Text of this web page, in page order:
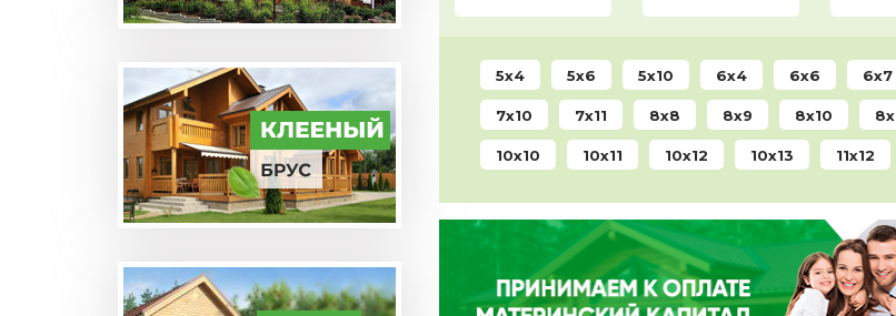
5x4 5x6 5x10 6x4 6x6 6x7
7x10 7x11 8x8 8x9 8x10
10x10 10x11 10x12 10x13 11x12